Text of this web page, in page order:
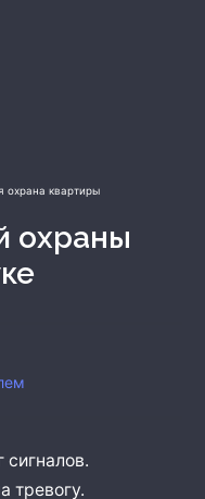
охрана квартиры
сигналов.
тревогу.